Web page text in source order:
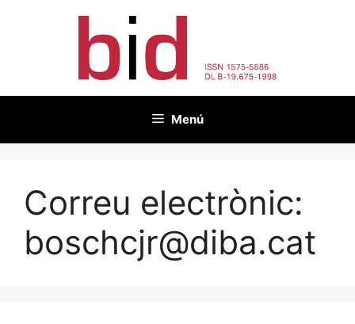
Menú
Correu electrònic:
boschcjr@diba.cat